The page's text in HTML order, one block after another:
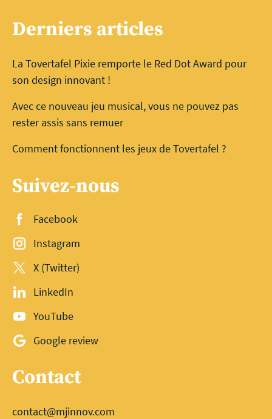
Derniers articles
La Tovertafel Pixie remporte le Red Dot Award pour
son design innovant !
Avec ce nouveau jeu musical, vous ne pouvez pas
rester assis sans remuer
Comment fonctionnent les jeux de Tovertafel ?
Suivez-nous
Facebook
Instagram
X (Twitter)
LinkedIn
YouTube
Google review
Contact
contact@mjinnov.com